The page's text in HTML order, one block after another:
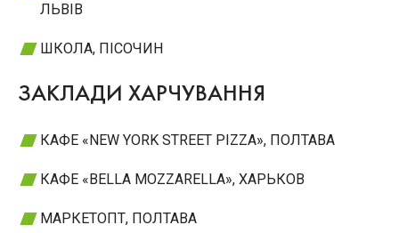
ЛЬВІВ
ШКОЛА, ПІСОЧИН
ЗАКЛАДИ ХАРЧУВАННЯ
КАФЕ «NEW YORK STREET PIZZA», ПОЛТАВА
КАФЕ «BELLA MOZZARELLA», ХАРЬКОВ
МАРКЕТОПТ, ПОЛТАВА